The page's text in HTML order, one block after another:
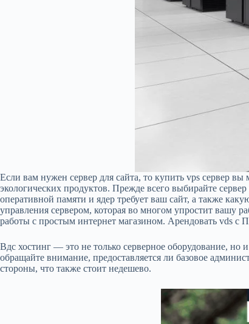
Если вам нужен сервер для сайта, то купить vps сервер
экологических продуктов. Прежде всего выбирайте
оперативной памяти и ядер требует ваш сайт, а также
управления сервером, которая во многом упростит вашу
работы с простым интернет магазином. Арендовать vds с
Вдс хостинг — это не только серверное оборудование, но
обращайте внимание, предоставляется ли базовое
стороны, что также стоит недешево.